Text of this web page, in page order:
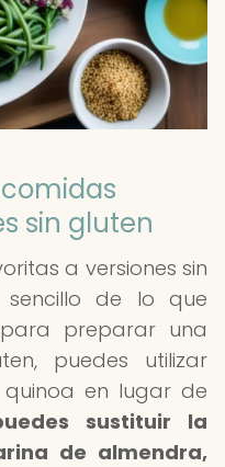
sin gluten
a versiones sin
de lo que
preparar una
puedes utilizar
en lugar de
sustituir la
de almendra,